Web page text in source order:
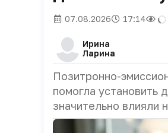
07.08.2026 17:14
Ирина
Ларина
Позитронно-
помогла установить
значительно влияли